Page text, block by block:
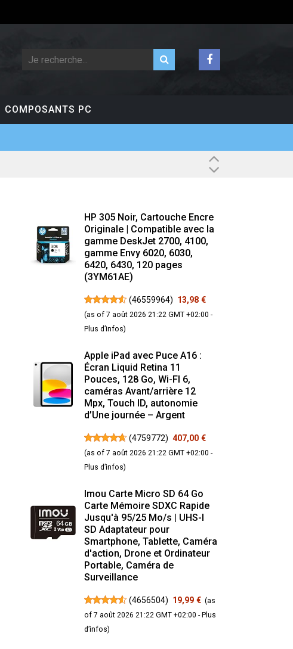
COMPOSANTS PC
HP 305 Noir, Cartouche Encre
Originale | Compatible avec la
gamme DeskJet 2700, 4100,
gamme Envy 6020, 6030,
6420, 6430, 120 pages
(3YM61AE)
(46559964) 13,98 €
(as of 7 août 2026 21:22 GMT +02:00 -
Plus d’infos)
Apple iPad avec Puce A16 :
Écran Liquid Retina 11
Pouces, 128 Go, Wi-FI 6,
caméras Avant/arrière 12
Mpx, Touch ID, autonomie
d’Une journée – Argent
(4759772) 407,00 €
(as of 7 août 2026 21:22 GMT +02:00 -
Plus d’infos)
Imou Carte Micro SD 64 Go
Carte Mémoire SDXC Rapide
Jusqu'à 95/25 Mo/s | UHS-I
SD Adaptateur pour
Smartphone, Tablette, Caméra
d'action, Drone et Ordinateur
Portable, Caméra de
Surveillance
(4656504) 19,99 € (as
of 7 août 2026 21:22 GMT +02:00 -Plus
d’infos)